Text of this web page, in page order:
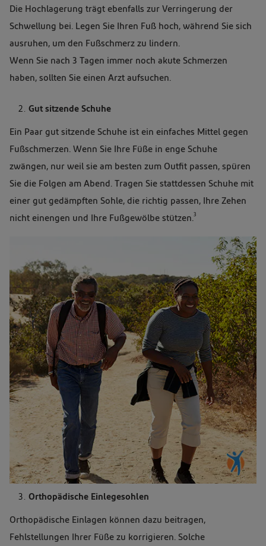
Frau
liegt
auf
dem
Boden
legt
Die Hochlagerung trägt ebenfalls zur Verringerung der
Schwellung bei. Legen Sie Ihren Fuß hoch, während Sie sich
ausruhen, um den Fußschmerz zu lindern.
Wenn Sie nach 3 Tagen immer noch akute Schmerzen
haben, sollten Sie einen Arzt aufsuchen.
Gut sitzende Schuhe
Ein Paar gut sitzende Schuhe ist ein einfaches Mittel gegen
Fußschmerzen. Wenn Sie Ihre Füße in enge Schuhe
zwängen, nur weil sie am besten zum Outfit passen, spüren
Sie die Folgen am Abend. Tragen Sie stattdessen Schuhe mit
einer gut gedämpften Sohle, die richtig passen, Ihre Zehen
nicht einengen und Ihre Fußgewölbe stützen.3
Orthopädische Einlegesohlen
Orthopädische Einlagen können dazu beitragen,
Fehlstellungen Ihrer Füße zu korrigieren. Solche